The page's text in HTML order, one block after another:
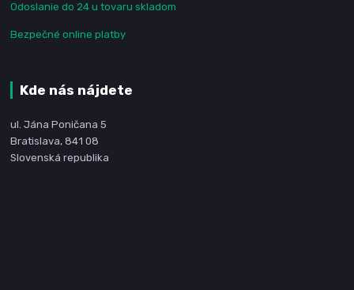
Odoslanie do 24 u tovaru skladom
Bezpečné online platby
Kde nás nájdete
ul. Jána Poničana 5
Bratislava, 841 08
Slovenská republika